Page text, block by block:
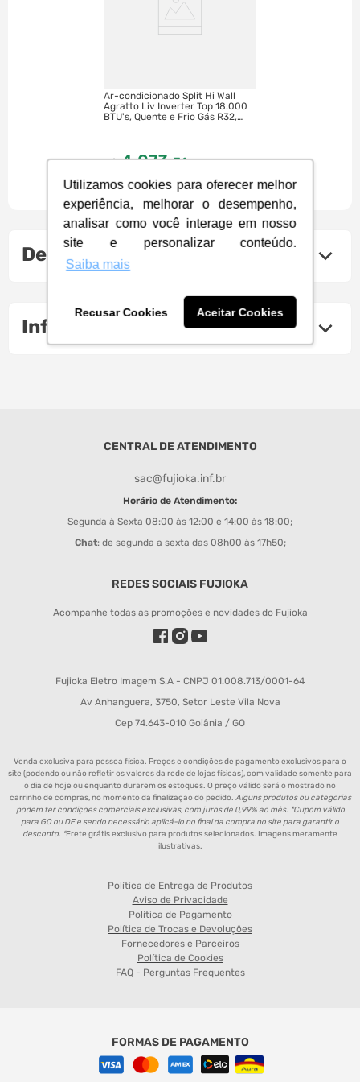
Utilizamos cookies para oferecer melhor
experiência, melhorar o desempenho,
analisar como você interage em nosso
site e personalizar conteúdo.
Saiba mais
Recusar Cookies Aceitar Cookies
Ar-condicionado Split Hi Wall
Agratto Liv Inverter Top 18.000
BTU's, Quente e Frio Gás R32,
R$ 4.073,31à vista
10 R$ 437,99
Descrição do produto
Informações Técnicas
CENTRAL DE ATENDIMENTO
sac@fujioka.inf.br
Horário de Atendimento:
Segunda à Sexta 08:00 às 12:00 e 14:00 às 18:00;
Chat: de segunda a sexta das 08h00 às 17h50;
REDES SOCIAIS FUJIOKA
Acompanhe todas as promoções e novidades do Fujioka
Fujioka Eletro Imagem S.A - CNPJ 01.008.713/0001-64
Av Anhanguera, 3750, Setor Leste Vila Nova
Cep 74.643-010 Goiânia / GO
Venda exclusiva para pessoa física. Preços e condições de pagamento exclusivos para o
site (podendo ou não refletir os valores da rede de lojas físicas), com validade somente para
o dia de hoje ou enquanto durarem os estoques. O preço válido será o mostrado no
carrinho de compras, no momento da finalização do pedido. Alguns produtos ou categorias
podem ter condições comerciais exclusivas, com juros de 0,99% ao mês. *Cupom válido
para GO ou DF e sendo necessário aplicá-lo no final da compra no site para garantir o
desconto. *Frete grátis exclusivo para produtos selecionados. Imagens meramente
ilustrativas.
Política de Entrega de Produtos
Aviso de Privacidade
Política de Pagamento
Política de Trocas e Devoluções
Fornecedores e Parceiros
Política de Cookies
FAQ - Perguntas Frequentes
FORMAS DE PAGAMENTO